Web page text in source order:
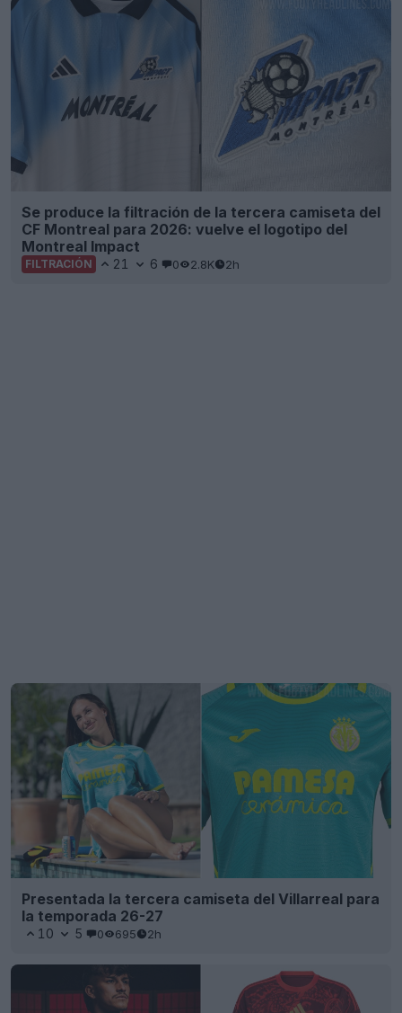
Se produce la filtración de la tercera camiseta del
CF Montreal para 2026: vuelve el logotipo del
Montreal Impact
FILTRACIÓN 21 6 0 2.8K 2h
Presentada la tercera camiseta del Villarreal para
la temporada 26-27
10 5 0 695 2h